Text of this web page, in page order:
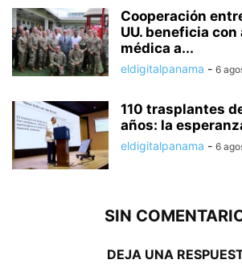
Cooperación
UU. beneficia
médica a...
eldigitalpanama - 6
110 trasplantes
años: la
eldigitalpanama - 6
SIN
DEJA UNA